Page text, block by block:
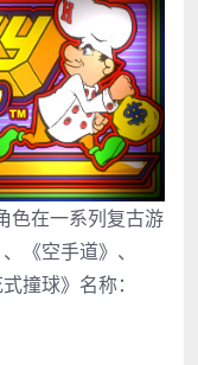
色在一系列复古游
《空手道》、
撞球》名称：